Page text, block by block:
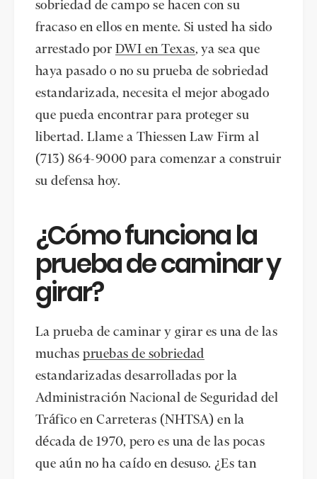
sobriedad de campo se hacen con su
fracaso en ellos en mente. Si usted ha sido
arrestado por DWI en Texas, ya sea que
haya pasado o no su prueba de sobriedad
estandarizada, necesita el mejor abogado
que pueda encontrar para proteger su
libertad. Llame a Thiessen Law Firm al
(713) 864-9000 para comenzar a construir
su defensa hoy.
¿Cómo funciona la
prueba de caminar y
girar?
La prueba de caminar y girar es una de las
muchaspruebas de sobriedad
estandarizadas desarrolladas por la
Administración Nacional de Seguridad del
Tráfico en Carreteras (NHTSA) en la
década de 1970, pero es una de las pocas
que aún no ha caído en desuso. ¿Es tan